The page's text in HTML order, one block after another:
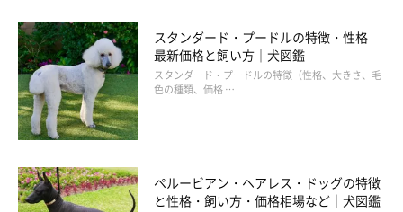
スタンダード・プードルの特徴・性格
最新価格と飼い方｜犬図鑑
スタンダード・プードルの特徴（性格、大きさ、毛
色の種類、価格 …
ペルービアン・ヘアレス・ドッグの特徴
と性格・飼い方・価格相場など｜犬図鑑